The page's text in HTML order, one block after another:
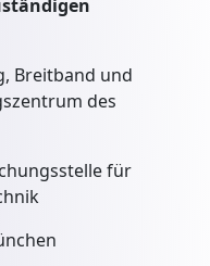
Breitband und
des
für